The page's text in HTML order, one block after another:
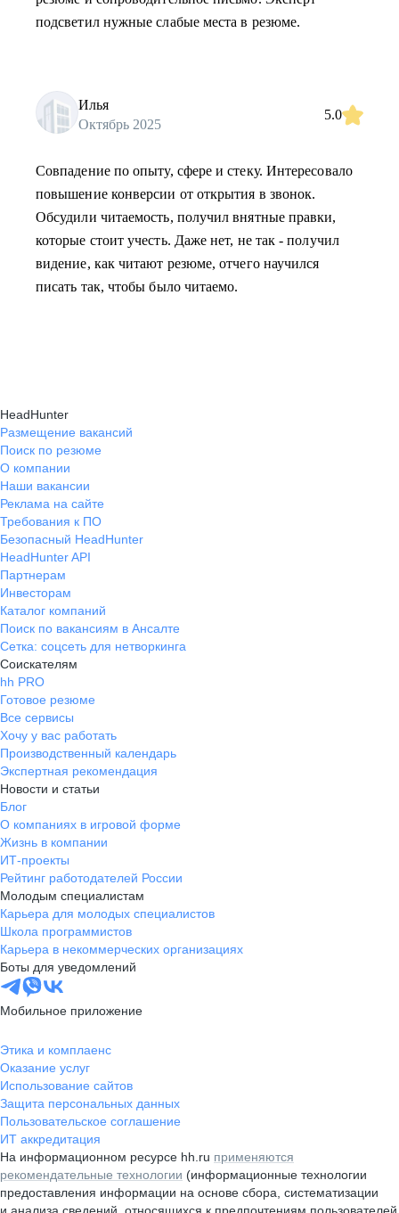
подсветил нужные слабые места в резюме.
Илья
Октябрь 2025
5.0
Совпадение по опыту, сфере и стеку. Интересовало
повышение конверсии от открытия в звонок.
Обсудили читаемость, получил внятные правки,
которые стоит учесть. Даже нет, не так - получил
видение, как читают резюме, отчего научился
писать так, чтобы было читаемо.
HeadHunter
Размещение вакансий
Поиск по резюме
О компании
Наши вакансии
Реклама на сайте
Требования к ПО
Безопасный HeadHunter
HeadHunter API
Партнерам
Инвесторам
Каталог компаний
Поиск по вакансиям в Ансалте
Сетка: соцсеть для нетворкинга
Соискателям
hh PRO
Готовое резюме
Все сервисы
Хочу у вас работать
Производственный календарь
Экспертная рекомендация
Новости и статьи
Блог
О компаниях в игровой форме
Жизнь в компании
ИТ-проекты
Рейтинг работодателей России
Молодым специалистам
Карьера для молодых специалистов
Школа программистов
Карьера в некоммерческих организациях
Боты для уведомлений
Мобильное приложение
Этика и комплаенс
Оказание услуг
Использование сайтов
Защита персональных данных
Пользовательское соглашение
ИТ аккредитация
На информационном ресурсе hh.ru применяются
рекомендательные технологии (информационные технологии
предоставления информации на основе сбора, систематизации